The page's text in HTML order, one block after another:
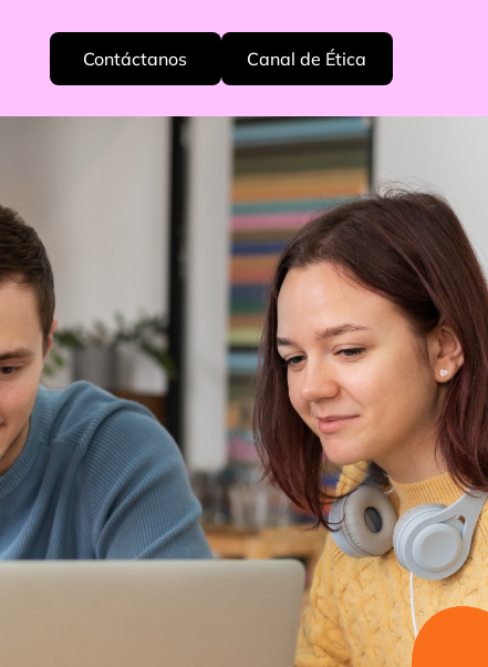
Contáctanos Canal de Ética